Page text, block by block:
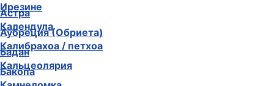
Астра
Аубреция (Обриета)
Бадан
Бакопа
Ирезине
Календула
Калибрахоа / петхоа
Кальцеолярия